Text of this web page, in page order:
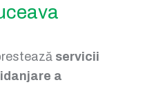
servicii
a